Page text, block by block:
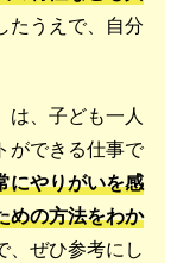
たうえで、自分
、子ども一人
ができる仕事で
にやりがいを感
めの方法をわか
、ぜひ参考にし